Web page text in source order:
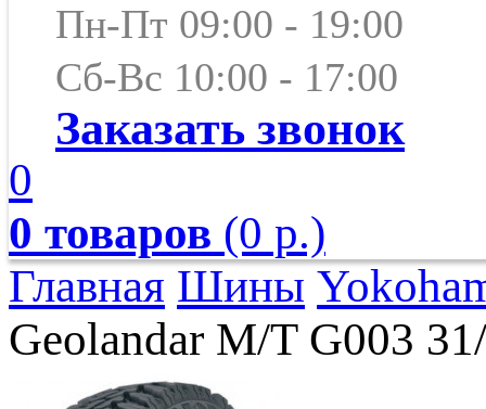
Пн-Пт 09:00 - 19:00
Сб-Вс 10:00 - 17:00
Заказать звонок
0
0 товаров (0 р.)
Главная Шины
Geolandar M/T G003